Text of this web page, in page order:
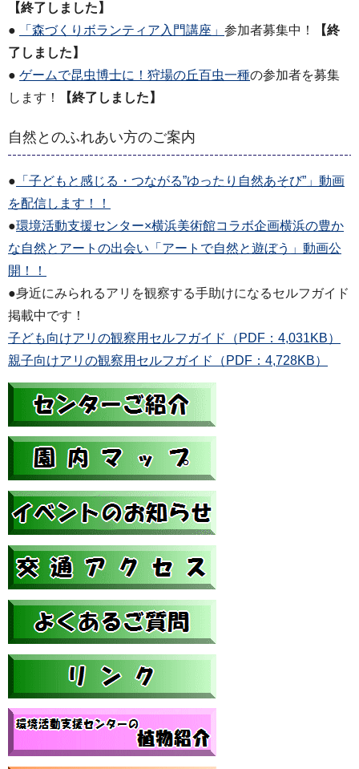
【終了しました】
●
「森づくりボランティア入門講座」 参加者募集中！
【終
了しました】
● ゲームで昆虫博士に！狩場の丘百虫一種の参加者を募集
します！
【終了しました】
自然とのふれあい方のご案内
● 「子どもと感じる・つながる”ゆったり自然あそび”」動画
を配信します！！
●環境活動⽀援センター×横浜美術館コラボ企画横浜の豊か
な⾃然とアートの出会い「アートで⾃然と遊ぼう」動画公
開！！
●身近にみられるアリを観察する手助けになるセルフガイド
掲載中です！
子ども向けアリの観察用セルフガイド（PDF：4,031KB）
親子向けアリの観察用セルフガイド（PDF：4,728KB）